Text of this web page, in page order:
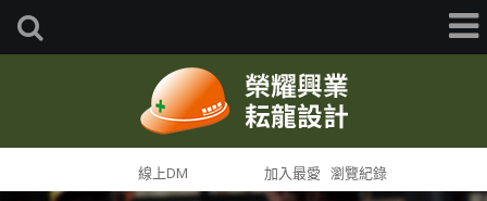
線上DM 加入最愛 瀏覽紀錄